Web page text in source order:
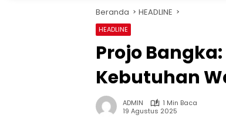
Beranda HEADLINE
HEADLINE
Projo
Kebutuhan
ADMIN
1 Min Baca
19 Agustus 2025